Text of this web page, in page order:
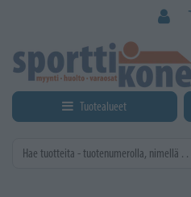
Tuotealueet